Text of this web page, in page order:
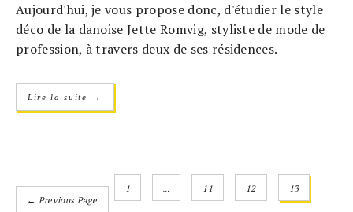
Aujourd'hui, je vous propose donc, d'étudier le style
déco de la danoise Jette Romvig, styliste de mode de
profession, à travers deux de ses résidences.
Lire la suite →
← Previous Page
1 11 12 13